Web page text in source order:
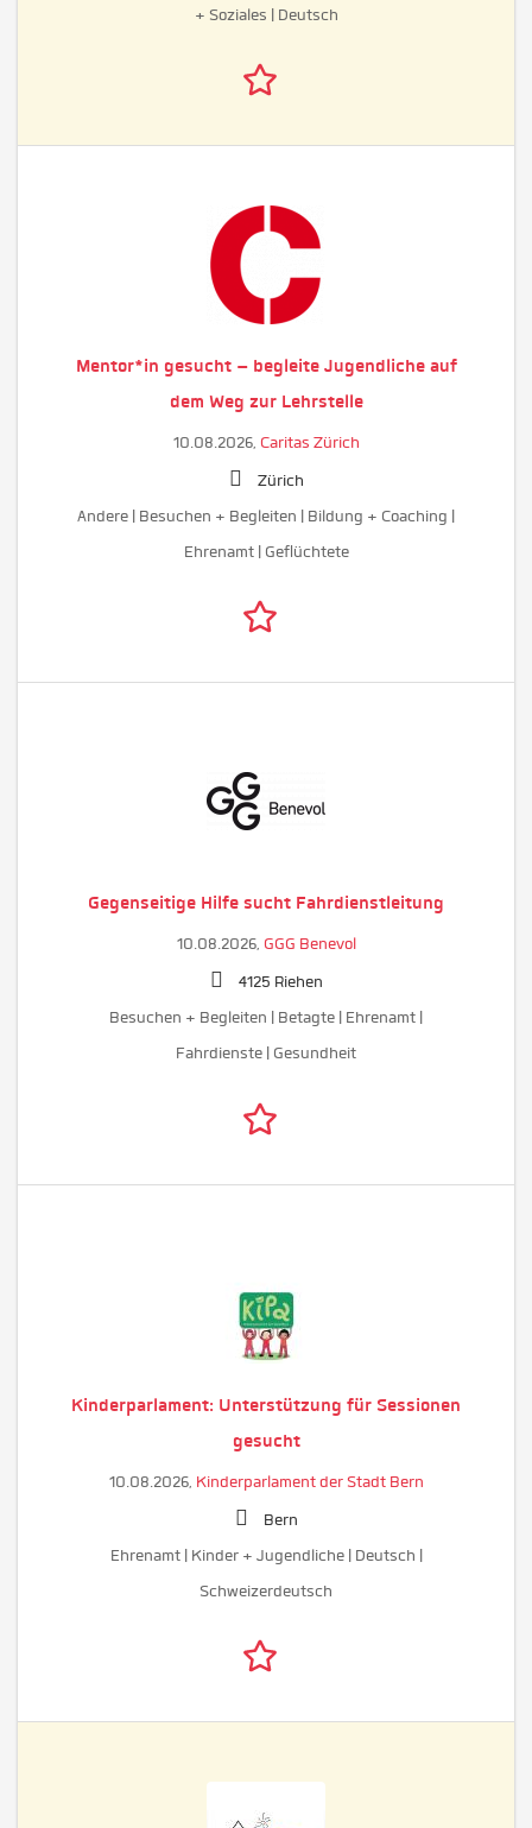
+ Soziales | Deutsch
Mentor*in gesucht – begleite Jugendliche auf
dem Weg zur Lehrstelle
10.08.2026, Caritas Zürich
Zürich
Andere | Besuchen + Begleiten | Bildung + Coaching |
Ehrenamt | Geflüchtete
Gegenseitige Hilfe sucht Fahrdienstleitung
10.08.2026, GGG Benevol
4125 Riehen
Besuchen + Begleiten | Betagte | Ehrenamt |
Fahrdienste | Gesundheit
Kinderparlament: Unterstützung für Sessionen
gesucht
10.08.2026, Kinderparlament der Stadt Bern
Bern
Ehrenamt | Kinder + Jugendliche | Deutsch |
Schweizerdeutsch